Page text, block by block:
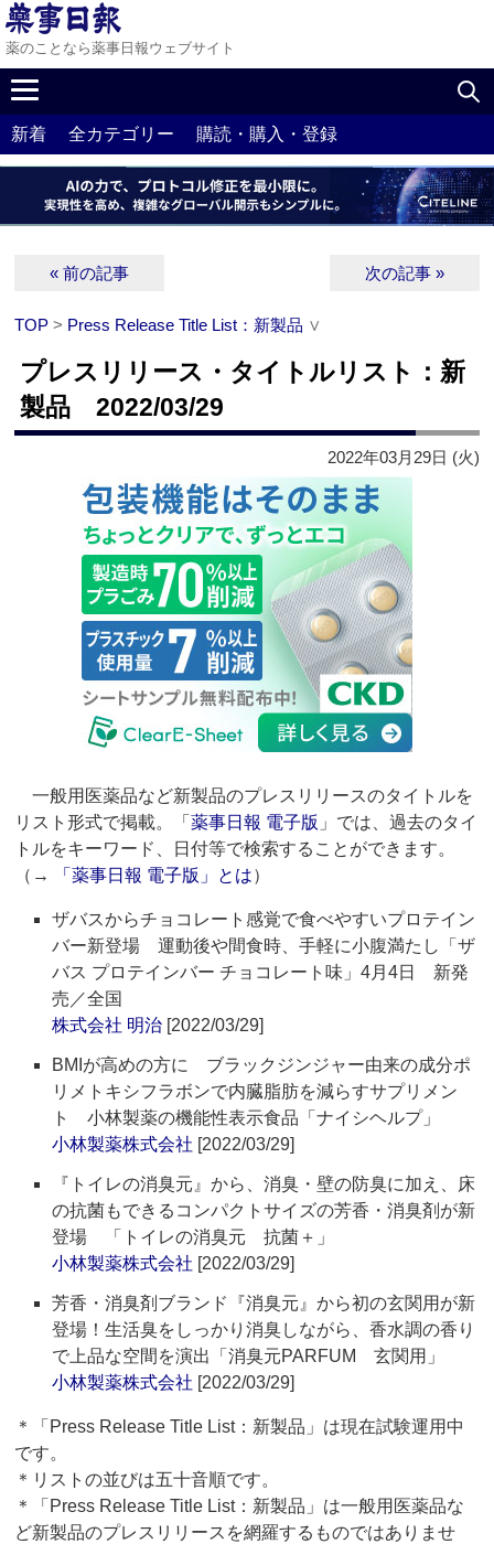
薬のことなら薬事日報ウェブサイト
新着 全カテゴリー 購読・購入・登録
« 前の記事 次の記事 »
TOP > Press Release Title List：新製品 ∨
プレスリリース・タイトルリスト：新
製品 2022/03/29
2022年03月29日 (火)
一般用医薬品など新製品のプレスリリースのタイトルを
リスト形式で掲載。「薬事日報 電子版 」では、過去のタイ
トルをキーワード、日付等で検索することができます。
（→
「薬事日報 電子版」とは）
ザバスからチョコレート感覚で食べやすいプロテイン
バー新登場 運動後や間食時、手軽に小腹満たし「ザ
バス プロテインバー チョコレート味」4月4日 新発
売／全国
株式会社 明治 [2022/03/29]
BMIが高めの方に ブラックジンジャー由来の成分ポ
リメトキシフラボンで内臓脂肪を減らすサプリメン
ト 小林製薬の機能性表示食品「ナイシヘルプ」
小林製薬株式会社 [2022/03/29]
『トイレの消臭元』から、消臭・壁の防臭に加え、床
の抗菌もできるコンパクトサイズの芳香・消臭剤が新
登場 「トイレの消臭元 抗菌＋」
小林製薬株式会社 [2022/03/29]
芳香・消臭剤ブランド『消臭元』から初の玄関用が新
登場！生活臭をしっかり消臭しながら、香水調の香り
で上品な空間を演出「消臭元PARFUM 玄関用」
小林製薬株式会社 [2022/03/29]
＊「Press Release Title List：新製品」は現在試験運用中
です。
＊リストの並びは五十音順です。
＊「Press Release Title List：新製品」は一般用医薬品な
ど新製品のプレスリリースを網羅するものではありませ